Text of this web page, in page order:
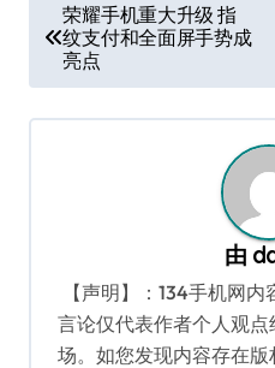
章
导
航
荣耀手机重大升级 指
纹支付和全面屏手势成
亮点
由
【声明】：134手机网
言论仅代表作者个人观
场。如您发现内容存在